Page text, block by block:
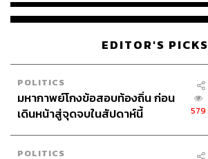
EDITOR'S PICKS
POLITICS
มหากาพย์โกงข้อสอบท้องถิ่น ก่อน
เดินหน้าสู่จุดจบในสัปดาห์นี้
579
POLITICS